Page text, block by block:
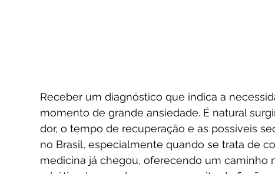
Receber um diagnóstico que indica a
momento de grande ansiedade. É natural
dor, o tempo de recuperação e as possíveis
no Brasil, especialmente quando se trata de
medicina já chegou, oferecendo um caminho